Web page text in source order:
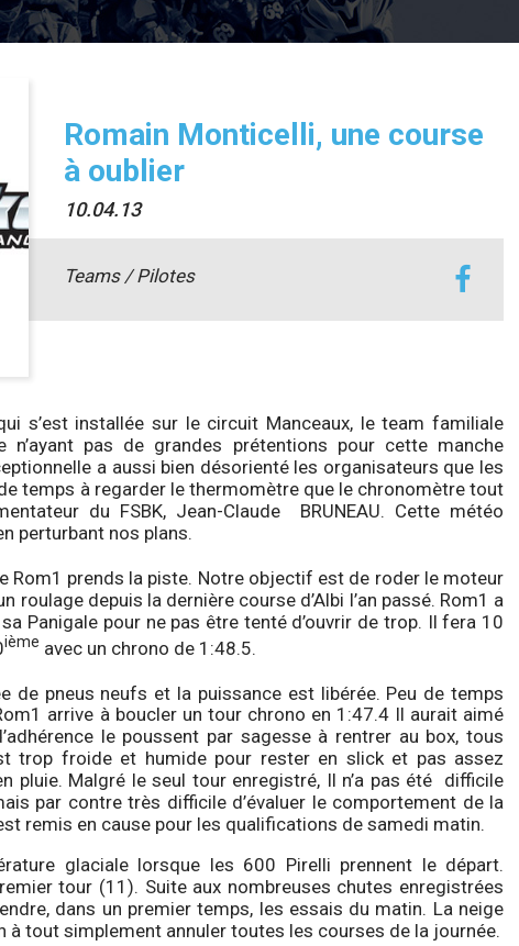
Romain Monticelli, une course
à oublier
10.04.13
Teams / Pilotes
s’est installée sur le circuit Manceaux, le team familiale
n’ayant pas de grandes prétentions pour cette manche
a aussi bien désorienté les organisateurs que les
temps à regarder le thermomètre que le chronomètre tout
du FSBK, Jean-Claude BRUNEAU. Cette météo
perturbant nos plans.
Rom1 prends la piste. Notre objectif est de roder le moteur
roulage depuis la dernière course d’Albi l’an passé. Rom1 a
Panigale pour ne pas être tenté d’ouvrir de trop. Il fera 10
ième avec un chrono de 1:48.5.
de pneus neufs et la puissance est libérée. Peu de temps
arrive à boucler un tour chrono en 1:47.4 Il aurait aimé
le poussent par sagesse à rentrer au box, tous
trop froide et humide pour rester en slick et pas assez
pluie. Malgré le seul tour enregistré, Il n’a pas été difficile
par contre très difficile d’évaluer le comportement de la
remis en cause pour les qualifications de samedi matin.
glaciale lorsque les 600 Pirelli prennent le départ.
tour (11). Suite aux nombreuses chutes enregistrées
dans un premier temps, les essais du matin. La neige
à tout simplement annuler toutes les courses de la journée.